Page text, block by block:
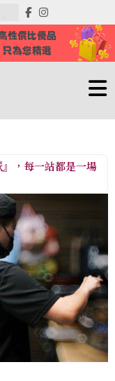
，每一站都是一場